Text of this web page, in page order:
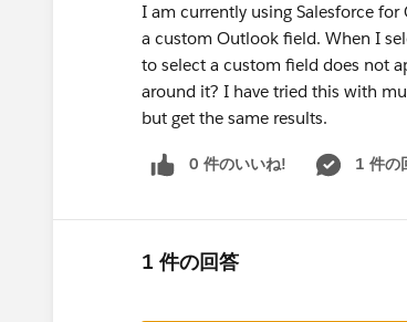
I am currently using Salesforce
a custom Outlook field. When I
to select a custom field does not
around it? I have tried this with
but get the same results.
0 件のいいね! 1 件の
1 件の回答